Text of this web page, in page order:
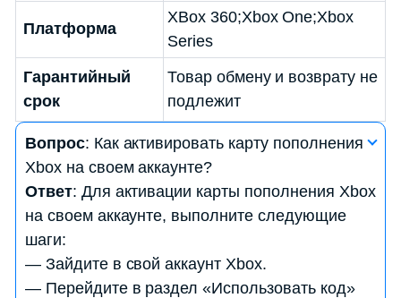
Платформа
XBox 360;Xbox One;Xbox
Series
Гарантийный
срок
Товар обмену и возврату не
подлежит
Вопрос: Как активировать карту пополнения
Xbox на своем аккаунте?
Ответ: Для активации карты пополнения Xbox
на своем аккаунте, выполните следующие
шаги:
— Зайдите в свой аккаунт Xbox.
— Перейдите в раздел «Использовать код»